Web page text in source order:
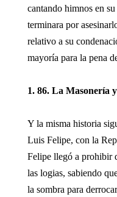
cantando himnos en
terminara por
relativo a su
mayoría para la pena
1. 86. La Masonería
Y la misma historia
Luis Felipe, con la
Felipe llegó a prohibir
las logias, sabiendo
la sombra para